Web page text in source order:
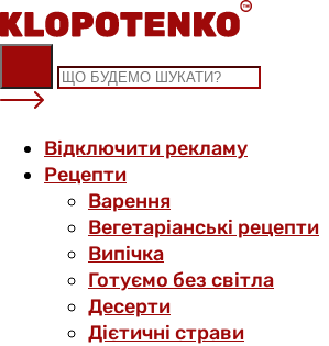
Skip
to
content
Відключити рекламу
Рецепти
Варення
Вегетаріанські рецепти
Випічка
Готуємо без світла
Десерти
Дієтичні страви